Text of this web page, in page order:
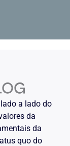
a lado do
da
da
quo do